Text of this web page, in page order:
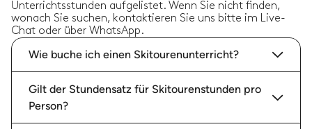
Unterrichtsstunden aufgelistet. Wenn Sie nicht finden,
wonach Sie suchen, kontaktieren Sie uns bitte im Live-
Chat oder über WhatsApp.
Wie buche ich einen Skitourenunterricht?
Gilt der Stundensatz für Skitourenstunden pro
Person?